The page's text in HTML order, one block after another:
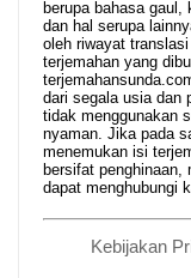
berupa bahasa
dan hal serupa
oleh riwayat
terjemahan yang
dari segala usia dan
tidak menggunakan
nyaman. Jika pada
menemukan isi
bersifat penghinaan,
dapat menghubungi
Kebijakan